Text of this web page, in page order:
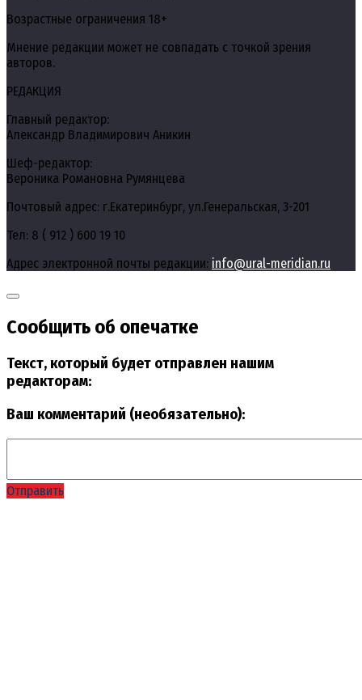
Возрастные ограничения 18+
Мнение редакции может не совпадать с точкой зрения
авторов.
РЕДАКЦИЯ
Главный редактор:
Александр Владимирович Аникин
Шеф-редактор:
Вероника Романовна Румянцева
Почтовый адрес: г.Екатеринбург, ул.Генеральская, 3-201
Тел: 8 ( 912 ) 600 19 10
Адрес электронной почты редакции: info@ural-meridian.ru
Сообщить об опечатке
Текст, который будет отправлен нашим
редакторам:
Ваш комментарий (необязательно):
Отправить